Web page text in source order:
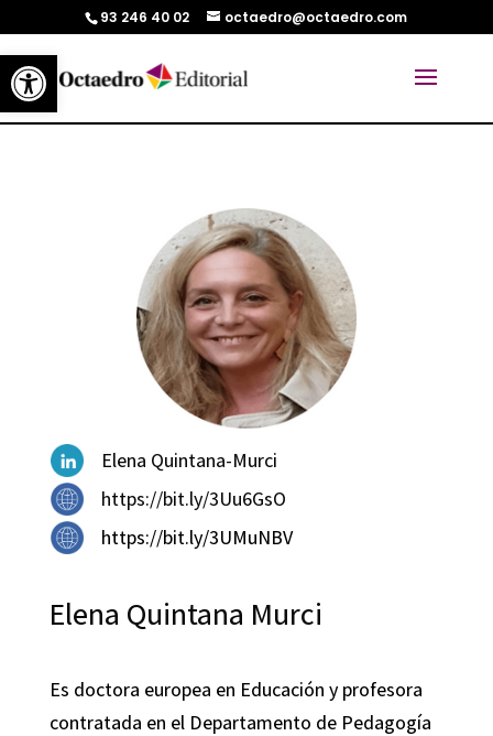
Abrir barra de herramientas
93 246 40 02 octaedro@octaedro.com
Elena Quintana-Murci
https://bit.ly/3Uu6GsO
https://bit.ly/3UMuNBV
Elena Quintana Murci
Es doctora europea en Educación y profesora
contratada en el Departamento de Pedagogía